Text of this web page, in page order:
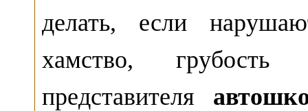
делать, если
хамство,
представителя